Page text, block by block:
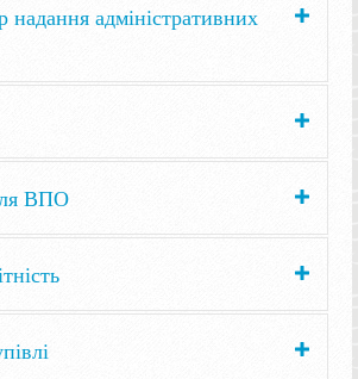
надання адміністративних
ВПО